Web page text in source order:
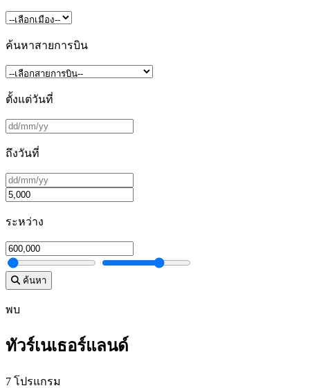
ค้นหาสายการบิน
ตั้งแต่วันที่
ถึงวันที่
ระหว่าง
ค้นหา
พบ
ทัวร์เนเธอร์แลนด์
7 โปรแกรม